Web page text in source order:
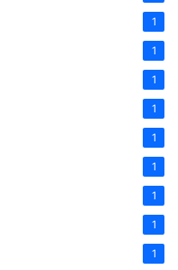
1
1
1
1
1
1
1
1
1